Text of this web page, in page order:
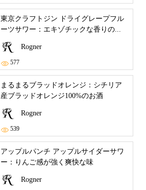
東京クラフトジン ドライグレープフル
ーツサワー：エキゾチックな香りの...
Rogner
577
まるまるブラッドオレンジ：シチリア
産ブラッドオレンジ100%のお酒
Rogner
539
アップルパンチ アップルサイダーサワ
ー：りんご感が強く爽快な味
Rogner